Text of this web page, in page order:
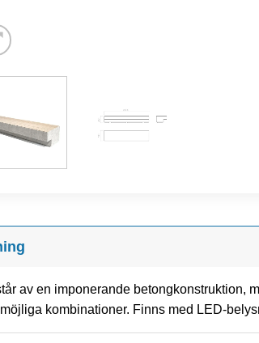
av en imponerande betongkonstruktion,
kombinationer. Finns med LED-